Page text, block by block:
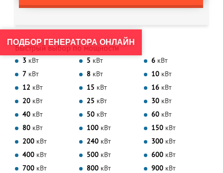
Быстрый выбор по мощности
3 кВт 5 кВт 6 кВт
7 кВт 8 кВт 10 кВт
12 кВт 15 кВт 16 кВт
20 кВт 25 кВт 30 кВт
40 кВт 50 кВт 60 кВт
80 кВт 100 кВт 150 кВт
200 кВт 240 кВт 300 кВт
400 кВт 500 кВт 600 кВт
700 кВт 800 кВт 900 кВт
ПОДБОР ГЕНЕРАТОРА ОНЛАЙН